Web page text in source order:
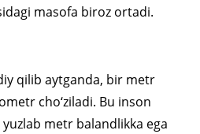
masofa biroz ortadi.
qilib aytganda, bir metr
cho‘ziladi. Bu inson
metr balandlikka ega